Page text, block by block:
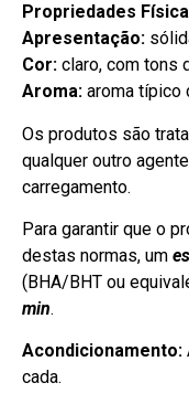
Propriedades
Apresentação:
Cor: claro, com tons
Aroma: aroma típico
Os produtos são
qualquer outro
carregamento.
Para garantir que o
destas normas, um
(BHA/BHT ou
min.
Acondicionamento:
cada.